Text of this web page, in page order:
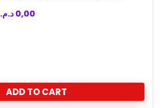
0,00 د.م.
ADD TO CART